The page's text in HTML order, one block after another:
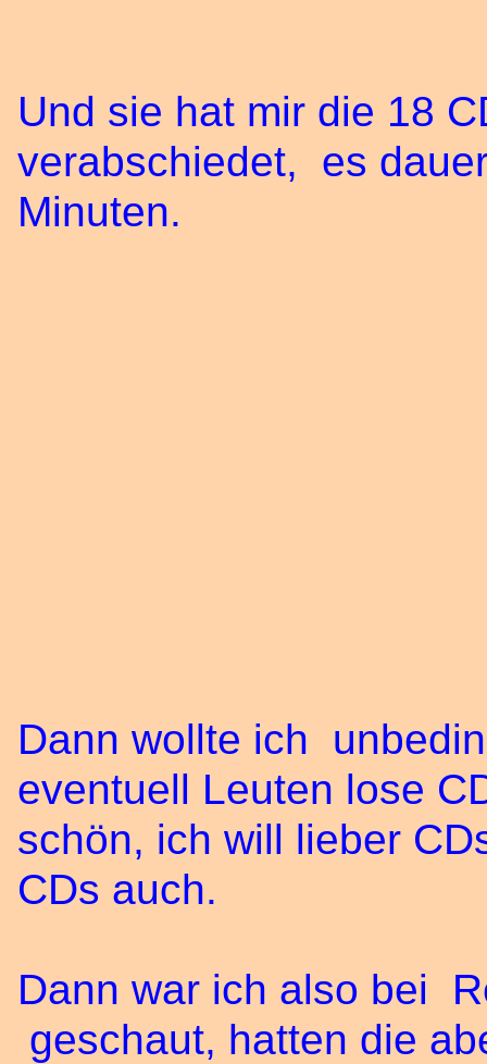
Und sie hat mir die 18
verabschiedet, es
Minuten.
Dann wollte ich
eventuell Leuten lose
schön, ich will lieber
CDs auch.
Dann war ich also bei
geschaut, hatten die